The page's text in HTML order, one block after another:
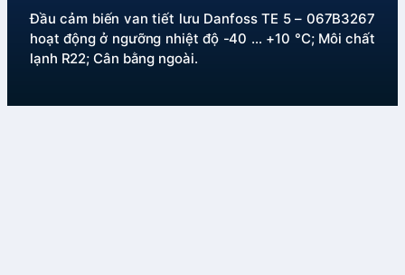
Đầu cảm biến van tiết lưu Danfoss TE 5 – 067B3267
hoạt động ở ngưỡng nhiệt độ -40 … +10 °C; Môi chất
lạnh R22; Cân bằng ngoài.